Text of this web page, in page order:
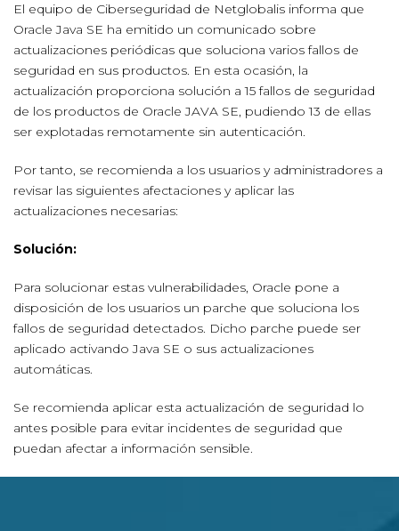
El equipo de Ciberseguridad de Netglobalis informa que
Oracle Java SE ha emitido un comunicado sobre
actualizaciones periódicas que soluciona varios fallos de
seguridad en sus productos. En esta ocasión, la
actualización proporciona solución a 15 fallos de seguridad
de los productos de Oracle JAVA SE, pudiendo 13 de ellas
ser explotadas remotamente sin autenticación.
Por tanto, se recomienda a los usuarios y administradores a
revisar las siguientes afectaciones y aplicar las
actualizaciones necesarias:
Solución:
Para solucionar estas vulnerabilidades, Oracle pone a
disposición de los usuarios un parche que soluciona los
fallos de seguridad detectados. Dicho parche puede ser
aplicado activando Java SE o sus actualizaciones
automáticas.
Se recomienda aplicar esta actualización de seguridad lo
antes posible para evitar incidentes de seguridad que
puedan afectar a información sensible.